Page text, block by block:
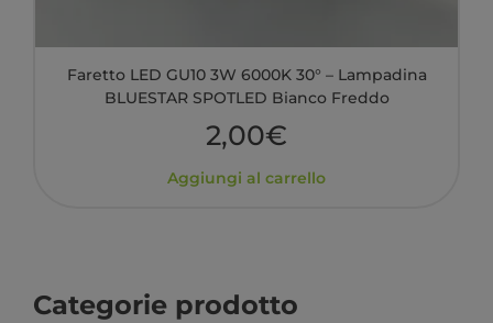
Faretto LED GU10 3W 6000K 30° – Lampadina
BLUESTAR SPOTLED Bianco Freddo
2,00€
Aggiungi al carrello
Categorie prodotto